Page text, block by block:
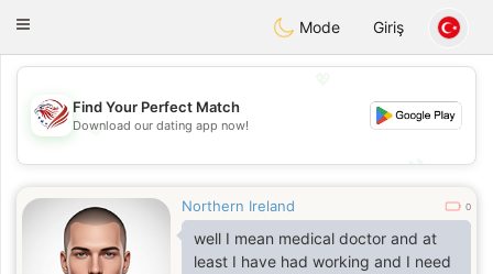
Dating
Toggle
Mode Giriş
💖
💕
Find Your Perfect Match
Download our dating app now!
Northern Ireland 0
well I mean medical doctor and at
least I have had working and I need